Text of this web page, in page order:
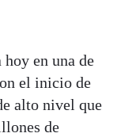
hoy en una de
el inicio de
alto nivel que
de